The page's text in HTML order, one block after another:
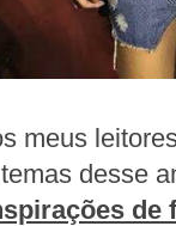
meus
desse
de